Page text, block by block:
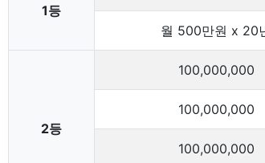
1등
월 500만원 x 20
2등
100,000,000
100,000,000
100,000,000